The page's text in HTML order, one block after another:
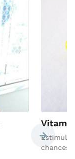
chances